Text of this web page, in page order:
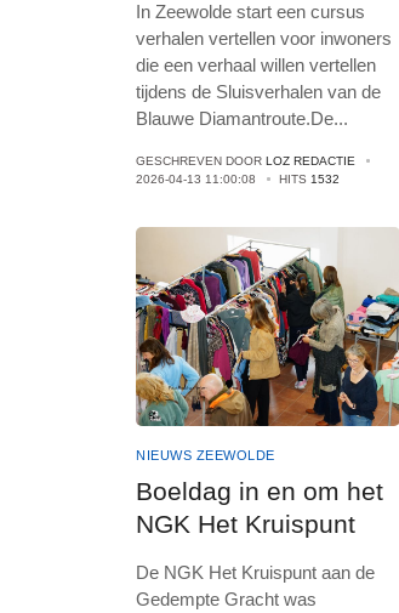
in Zeewolde
In Zeewolde start een cursus
verhalen vertellen voor inwoners
die een verhaal willen vertellen
tijdens de Sluisverhalen van de
Blauwe Diamantroute.De...
GESCHREVEN DOOR LOZ REDACTIE
2026-04-13 11:00:08
HITS 1532
NIEUWS ZEEWOLDE
Boeldag in en om het
NGK Het Kruispunt
De NGK Het Kruispunt aan de
Gedempte Gracht was